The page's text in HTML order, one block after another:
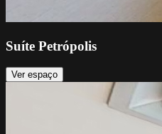
Suíte Petrópolis
Ver espaço